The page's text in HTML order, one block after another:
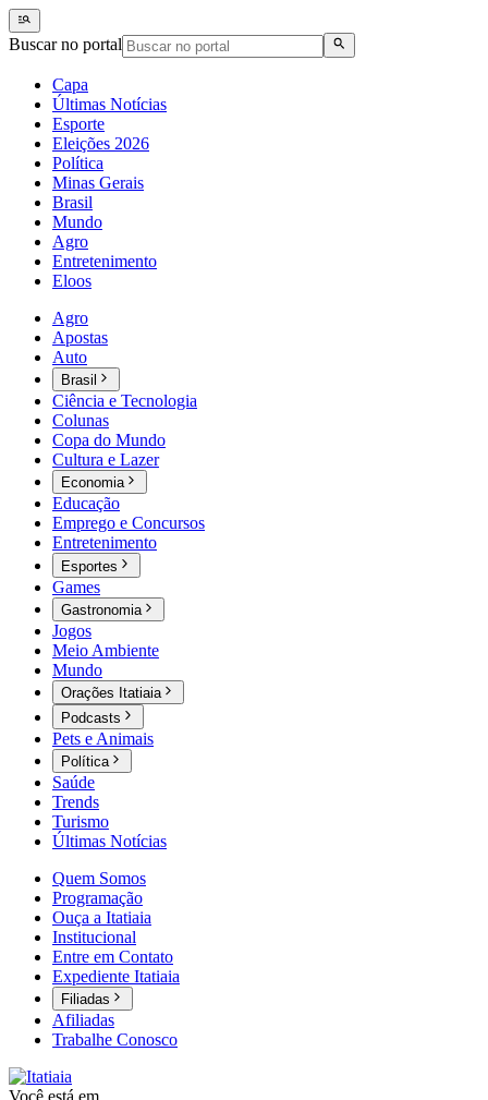
Buscar no portal
Capa
Últimas Notícias
Esporte
Eleições 2026
Política
Minas Gerais
Brasil
Mundo
Agro
Entretenimento
Eloos
Agro
Apostas
Auto
Brasil
Ciência e Tecnologia
Colunas
Copa do Mundo
Cultura e Lazer
Economia
Educação
Emprego e Concursos
Entretenimento
Esportes
Games
Gastronomia
Jogos
Meio Ambiente
Mundo
Orações Itatiaia
Podcasts
Pets e Animais
Política
Saúde
Trends
Turismo
Últimas Notícias
Quem Somos
Programação
Ouça a Itatiaia
Institucional
Entre em Contato
Expediente Itatiaia
Filiadas
Afiliadas
Trabalhe Conosco